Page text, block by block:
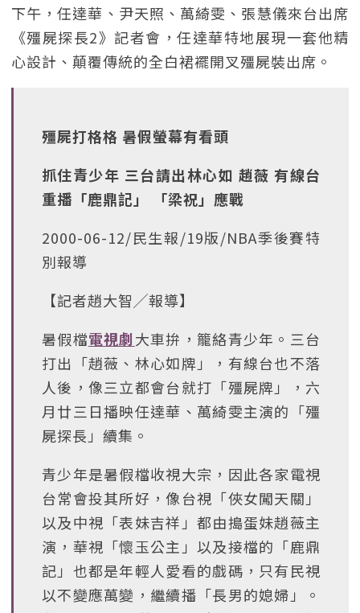
下午，任達華、尹天照、萬綺雯、張慧儀來台出席
《殭屍探長2》記者會，任達華特地展現一套他精
心設計、顛覆傳統的全白裙襬開叉殭屍裝出席。
殭屍打格格 暑假螢幕有看頭
抓住青少年 三台請出林心如 趙薇 有線台
重播「鹿鼎記」 「梁祝」應戰
2000-06-12/民生報/19版/NBA季後賽特
別報導
【記者趙大智╱報導】
暑假檔電視劇大車拚，籠絡青少年。三台
打出「趙薇、林心如牌」，有線台也不落
人後，像三立都會台就打「殭屍牌」，六
月廿三日播映任達華、萬綺雯主演的「殭
屍探長」續集。
青少年是暑假檔收視大宗，因此各家電視
台常會投其所好，像台視「俠女闖天關」
以及中視「表妹吉祥」都由搗蛋妹趙薇主
演，華視「懷玉公主」以及接檔的「鹿鼎
記」也都是年輕人愛看的戲碼，只有民視
以不變應萬變，繼續播「長男的媳婦」。